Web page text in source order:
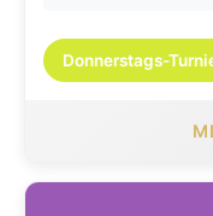
Donnerstags-